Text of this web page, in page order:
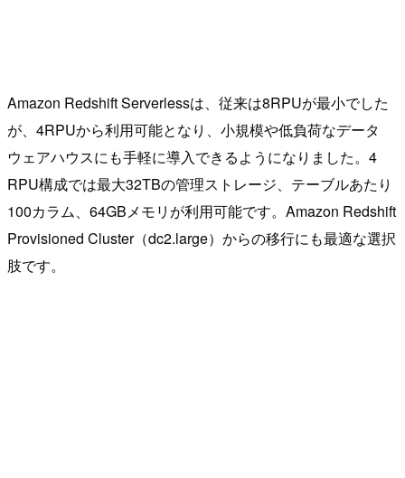
Amazon Redshift Serverlessは、従来は8RPUが最小でした
が、4RPUから利用可能となり、小規模や低負荷なデータ
ウェアハウスにも手軽に導入できるようになりました。4
RPU構成では最大32TBの管理ストレージ、テーブルあたり
100カラム、64GBメモリが利用可能です。Amazon Redshift
Provisioned Cluster（dc2.large）からの移行にも最適な選択
肢です。